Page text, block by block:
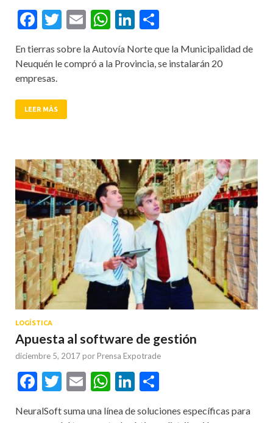
Facebook
Twitter
EmailWhatsApp
LinkedIn
En tierras sobre la Autovía Norte que la Municipalidad de
Neuquén le compró a la Provincia, se instalarán 20
empresas.
LEER MÁS
LOGÍSTICA
Apuesta al software de gestión
diciembre 5, 2017 por Prensa Expotrade
Facebook
Twitter
EmailWhatsApp
LinkedIn
NeuralSoft suma una línea de soluciones específicas para